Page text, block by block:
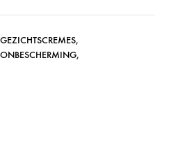
GEZICHTSCREMES,
,